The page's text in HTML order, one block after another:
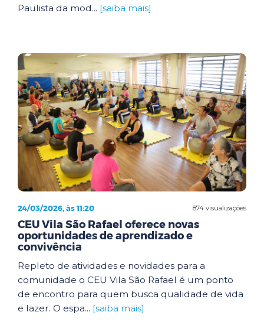
Paulista da mod... [saiba mais]
874 visualizações
24/03/2026, às 11:20
CEU Vila São Rafael oferece novas
oportunidades de aprendizado e
convivência
Repleto de atividades e novidades para a
comunidade o CEU Vila São Rafael é um ponto
de encontro para quem busca qualidade de vida
e lazer. O espa... [saiba mais]